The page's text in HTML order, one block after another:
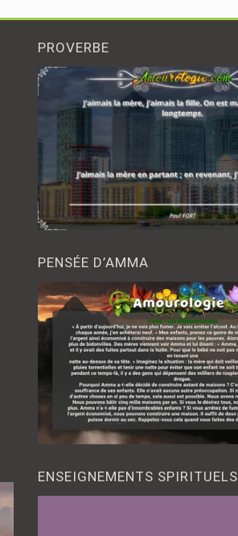
PROVERBE
PENSÉE D’AMMA
ENSEIGNEMENTS SPIRITUELS